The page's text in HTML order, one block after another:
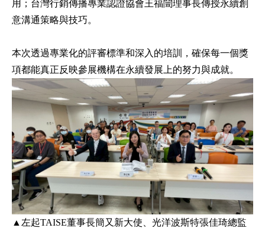
用；台灣行銷傳播專業認證協會王福闓理事長傳授永續創
意溝通策略與技巧。
本次透過專業化的評審標準和深入的培訓，確保每一個獎
項都能真正反映參展機構在永續發展上的努力與成就。
▲左起TAISE董事長簡又新大使、光洋波斯特張佳琦總監